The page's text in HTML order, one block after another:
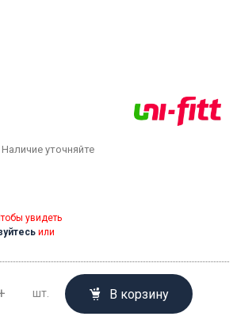
Наличие уточняйте
увидеть
или
шт. В корзину